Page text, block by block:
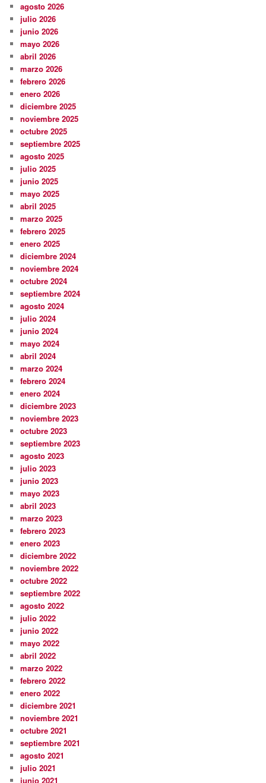
agosto 2026
julio 2026
junio 2026
mayo 2026
abril 2026
marzo 2026
febrero 2026
enero 2026
diciembre 2025
noviembre 2025
octubre 2025
septiembre 2025
agosto 2025
julio 2025
junio 2025
mayo 2025
abril 2025
marzo 2025
febrero 2025
enero 2025
diciembre 2024
noviembre 2024
octubre 2024
septiembre 2024
agosto 2024
julio 2024
junio 2024
mayo 2024
abril 2024
marzo 2024
febrero 2024
enero 2024
diciembre 2023
noviembre 2023
octubre 2023
septiembre 2023
agosto 2023
julio 2023
junio 2023
mayo 2023
abril 2023
marzo 2023
febrero 2023
enero 2023
diciembre 2022
noviembre 2022
octubre 2022
septiembre 2022
agosto 2022
julio 2022
junio 2022
mayo 2022
abril 2022
marzo 2022
febrero 2022
enero 2022
diciembre 2021
noviembre 2021
octubre 2021
septiembre 2021
agosto 2021
julio 2021
junio 2021